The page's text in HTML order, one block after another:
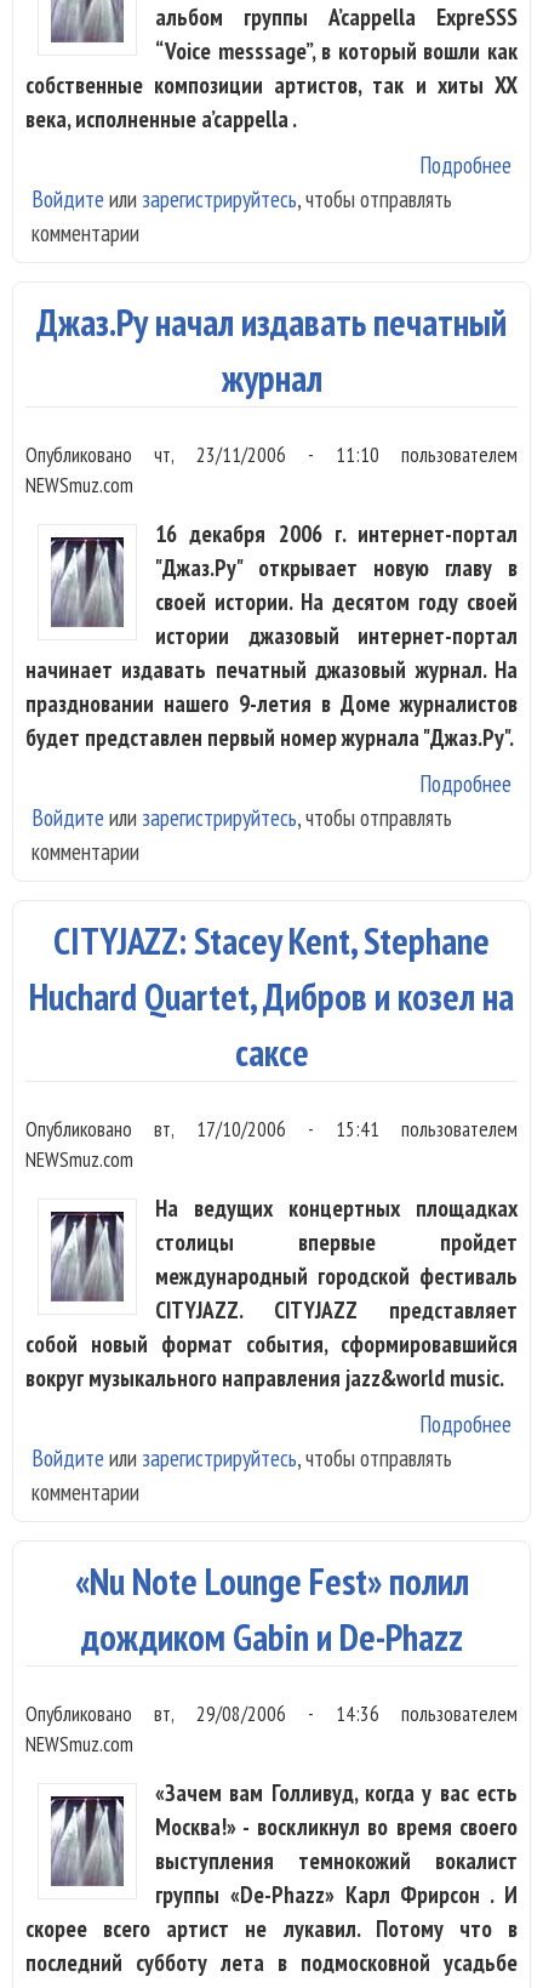
альбом группы A’cappella ExpreSSS
“Voice messsage”, в который вошли как
собственные композиции артистов, так и хиты XX
века, исполненные a’cappella .
Подробнее
Войдите или зарегистрируйтесь, чтобы отправлять
комментарии
Джаз.Ру начал издавать печатный
журнал
Опубликованочт, 23/11/2006 - 11:10 пользователем
NEWSmuz.com
16 декабря 2006 г. интернет-портал
"Джаз.Ру" открывает новую главу в
своей истории. На десятом году своей
истории джазовый интернет-портал
начинает издавать печатный джазовый журнал. На
праздновании нашего 9-летия в Доме журналистов
будет представлен первый номер журнала "Джаз.Ру".
Подробнее
Войдите или зарегистрируйтесь, чтобы отправлять
комментарии
CITYJAZZ: Stacey Kent, Stephane
Huchard Quartet, Дибров и козел на
саксе
Опубликовановт, 17/10/2006 - 15:41 пользователем
NEWSmuz.com
На ведущих концертных площадках
столицы впервые пройдет
международный городской фестиваль
CITYJAZZ. CITYJAZZ представляет
собой новый формат события, сформировавшийся
вокруг музыкального направления jazz&world music.
Подробнее
Войдите или зарегистрируйтесь, чтобы отправлять
комментарии
«Nu Note Lounge Fest» полил
дождиком Gabin и De-Phazz
Опубликовановт, 29/08/2006 - 14:36 пользователем
NEWSmuz.com
«Зачем вам Голливуд, когда у вас есть
Москва!» - воскликнул во время своего
выступления темнокожий вокалист
группы «De-Phazz» Карл Фрирсон . И
скорее всего артист не лукавил. Потому что в
последний субботу лета в подмосковной усадьбе